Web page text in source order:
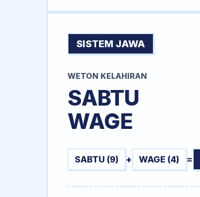
SISTEM JAWA
WETON KELAHIRAN
SABTU
WAGE
SABTU (9) + WAGE (4) =